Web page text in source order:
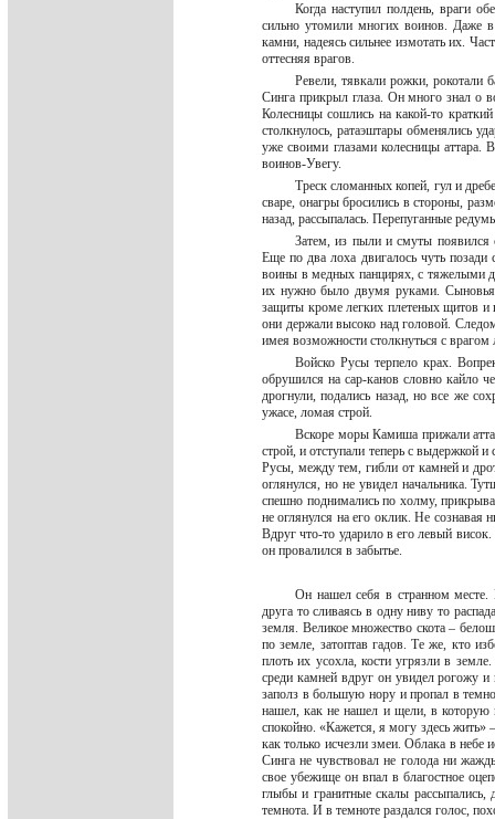
Когда наступил полдень, враги
сильно утомили многих воинов. Даже
камни, надеясь сильнее измотать их.
оттесняя врагов.
Ревели, тявкали рожки, рокотали
Синга прикрыл глаза. Он много знал о
Колесницы сошлись на какой-то
столкнулось, ратаэштары обменялись
уже своими глазами колесницы аттара.
воинов-Увегу.
Треск сломанных копей, гул и
сваре, онагры бросились в стороны,
назад, рассыпалась. Перепуганные
Затем, из пыли и смуты появился
Еще по два лоха двигалось чуть
воины в медных панцирях, с тяжелыми
их нужно было двумя руками.
защиты кроме легких плетеных щитов
они держали высоко над головой.
имея возможности столкнуться с
Войско Русы терпело крах.
обрушился на сар-канов словно кайло
дрогнули, подались назад, но все же
ужасе, ломая строй.
Вскоре моры Камиша прижали
строй, и отступали теперь с выдержкой
Русы, между тем, гибли от камней и
оглянулся, но не увидел начальника.
спешно поднимались по холму,
не оглянулся на его оклик. Не сознавая
Вдруг что-то ударило в его левый
он провалился в забытье.
Он нашел себя в странном месте.
друга то сливаясь в одну ниву то
земля. Великое множество скота –
по земле, затоптав гадов. Те же, кто
плоть их усохла, кости угрязли в
среди камней вдруг он увидел рогожу
заполз в большую нору и пропал в
нашел, как не нашел и щели, в которую
спокойно. «Кажется, я могу здесь жить»
как только исчезли змеи. Облака в небе
Синга не чувствовал не голода ни
свое убежище он впал в благостное
глыбы и гранитные скалы рассыпались,
темнота. И в темноте раздался